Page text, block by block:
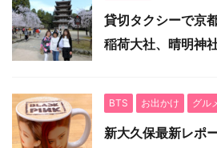
貸切タクシーで京
稲荷大社、晴明神
BTS お出かけ グル
新大久保最新レポ